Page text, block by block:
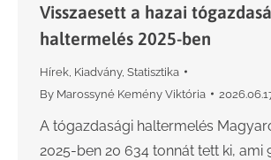
Visszaesett a hazai
haltermelés 2025-ben
Hírek Kiadvány, Statisztika
By Marossyné Kemény Viktória
A tógazdasági haltermelés
2025-ben 20 634 tonnát tett ki, ami